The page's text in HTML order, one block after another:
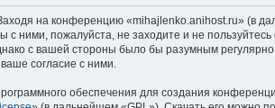
на конференцию «mihajlenko.anihost.ru» (в
с ними, пожалуйста, не заходите и не
с вашей стороны было бы разумным
согласие с ними.
обеспечения для создания